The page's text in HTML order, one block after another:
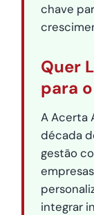
chave
Quer
para
A Acerta
década
gestão
integrar